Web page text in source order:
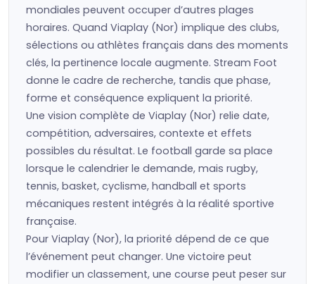
mondiales peuvent occuper d’autres plages
horaires. Quand Viaplay (Nor) implique des clubs,
sélections ou athlètes français dans des moments
clés, la pertinence locale augmente. Stream Foot
donne le cadre de recherche, tandis que phase,
forme et conséquence expliquent la priorité.
Une vision complète de Viaplay (Nor) relie date,
compétition, adversaires, contexte et effets
possibles du résultat. Le football garde sa place
lorsque le calendrier le demande, mais rugby,
tennis, basket, cyclisme, handball et sports
mécaniques restent intégrés à la réalité sportive
française.
Pour Viaplay (Nor), la priorité dépend de ce que
l’événement peut changer. Une victoire peut
modifier un classement, une course peut peser sur